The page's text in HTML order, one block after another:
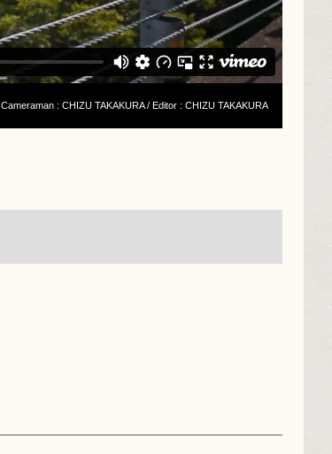
Cameraman : CHIZU TAKAKURA / Editor : CHIZU TAKAKURA